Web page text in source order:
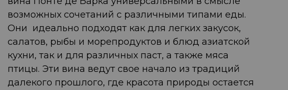
возможных сочетаний с различными типами еды.
Они идеально подходят как для легких закусок,
салатов, рыбы и морепродуктов и блюд азиатской
кухни, так и для различных паст, а также мяса
птицы. Эти вина ведут свое начало из традиций
далекого прошлого, где красота природы остается